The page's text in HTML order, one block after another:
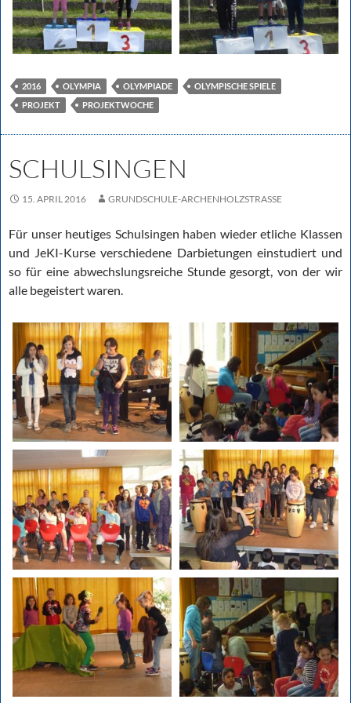
2016 OLYMPIA OLYMPIADE
OLYMPISCHE SPIELE
PROJEKT
PROJEKTWOCHE
SCHULSINGEN
15. APRIL 2016 GRUNDSCHULE-ARCHENHOLZSTRASSE
Für unser heutiges Schulsingen haben wieder etliche Klassen
und JeKI-Kurse verschiedene Darbietungen einstudiert und
so für eine abwechslungsreiche Stunde gesorgt, von der wir
alle begeistert waren.